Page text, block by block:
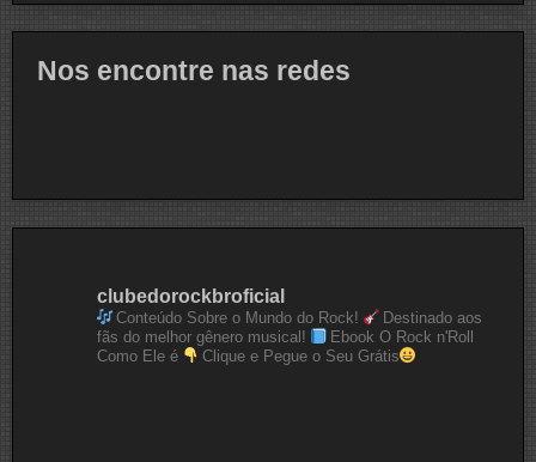
Nos encontre nas redes
clubedorockbroficial
Conteúdo Sobre o Mundo do Rock!
Destinado aos
fãs do melhor gênero musical!
Ebook O Rock n'Roll
Como Ele é
Clique e Pegue o Seu Grátis